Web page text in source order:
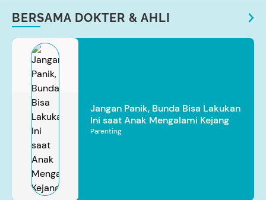
BERSAMA DOKTER & AHLI
Jangan Panik, Bunda Bisa Lakukan
Ini saat Anak Mengalami Kejang
Parenting